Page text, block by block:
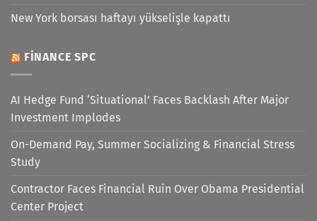
New York borsası haftayı yükselişle kapattı
FINANCE SPC
AI Hedge Fund ‘Situational’ Faces Backlash After Major
Investment Implodes
On-Demand Pay, Summer Socializing & Financial Stress
Study
Contractor Faces Financial Ruin Over Obama Presidential
Center Project